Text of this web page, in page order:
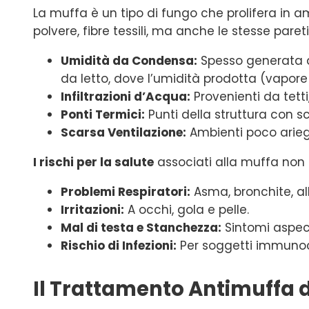
La muffa è un tipo di fungo che prolifera in
polvere, fibre tessili, ma anche le stesse
Umidità da Condensa: Spesso
da letto, dove l’umidità prodotta
Infiltrazioni d’Acqua: Provenienti da
Ponti Termici: Punti della struttura con
Scarsa Ventilazione: Ambienti poco
I rischi per la salute associati alla muffa non
Problemi Respiratori: Asma, bronchite,
Irritazioni: A occhi, gola e pelle.
Mal di testa e Stanchezza: Sintomi
Rischio di Infezioni: Per soggetti
Il Trattamento Antimuffa